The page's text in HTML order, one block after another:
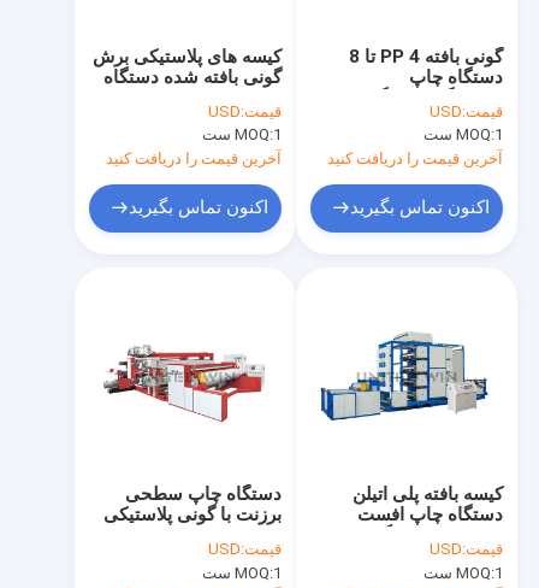
کیسه های پلاستیکی برش
گونی بافته شده دستگاه
با سرعت بالا
قیمت:USD
MOQ:1 ست
آخرین قیمت را دریافت کنید
اکنون تماس بگیرید
گونی بافته PP 4 تا 8
دستگاه چاپ
اتوماتیک
قیمت:USD
MOQ:1 ست
آخرین قیمت را دریافت کنید
اکنون تماس بگیرید
دستگاه چاپ سطحی
برزنت با گونی پلاستیکی
قیمت:USD
MOQ:1 ست
کیسه بافته پلی اتیلن
دستگاه چاپ افست
قیمت:USD
MOQ:1 ست